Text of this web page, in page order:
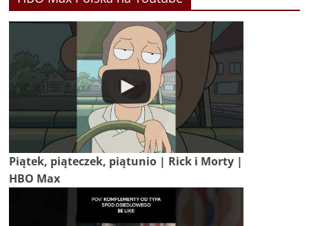
Piątek, piąteczek, piątunio | Rick i Morty |
HBO Max